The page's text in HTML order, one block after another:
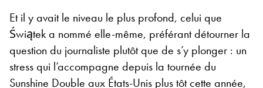
Et il y avait le niveau le plus profond, celui que
Świątek a nommé elle-même, préférant détourner la
question du journaliste plutôt que de s’y plonger : un
stress qui l’accompagne depuis la tournée du
Sunshine Double aux États-Unis plus tôt cette année,